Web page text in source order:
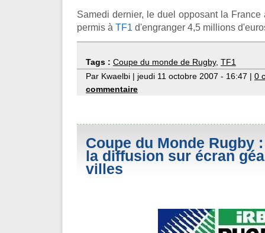
Samedi dernier, le duel opposant la
permis à TF1 d'engranger 4,5 millions
Tags : Coupe du monde de Rugby, TF1
Par Kwaelbi | jeudi 11 octobre 2007 - 16:47 | 0
commentaire
Coupe du Monde Rugby
la diffusion sur écran
villes